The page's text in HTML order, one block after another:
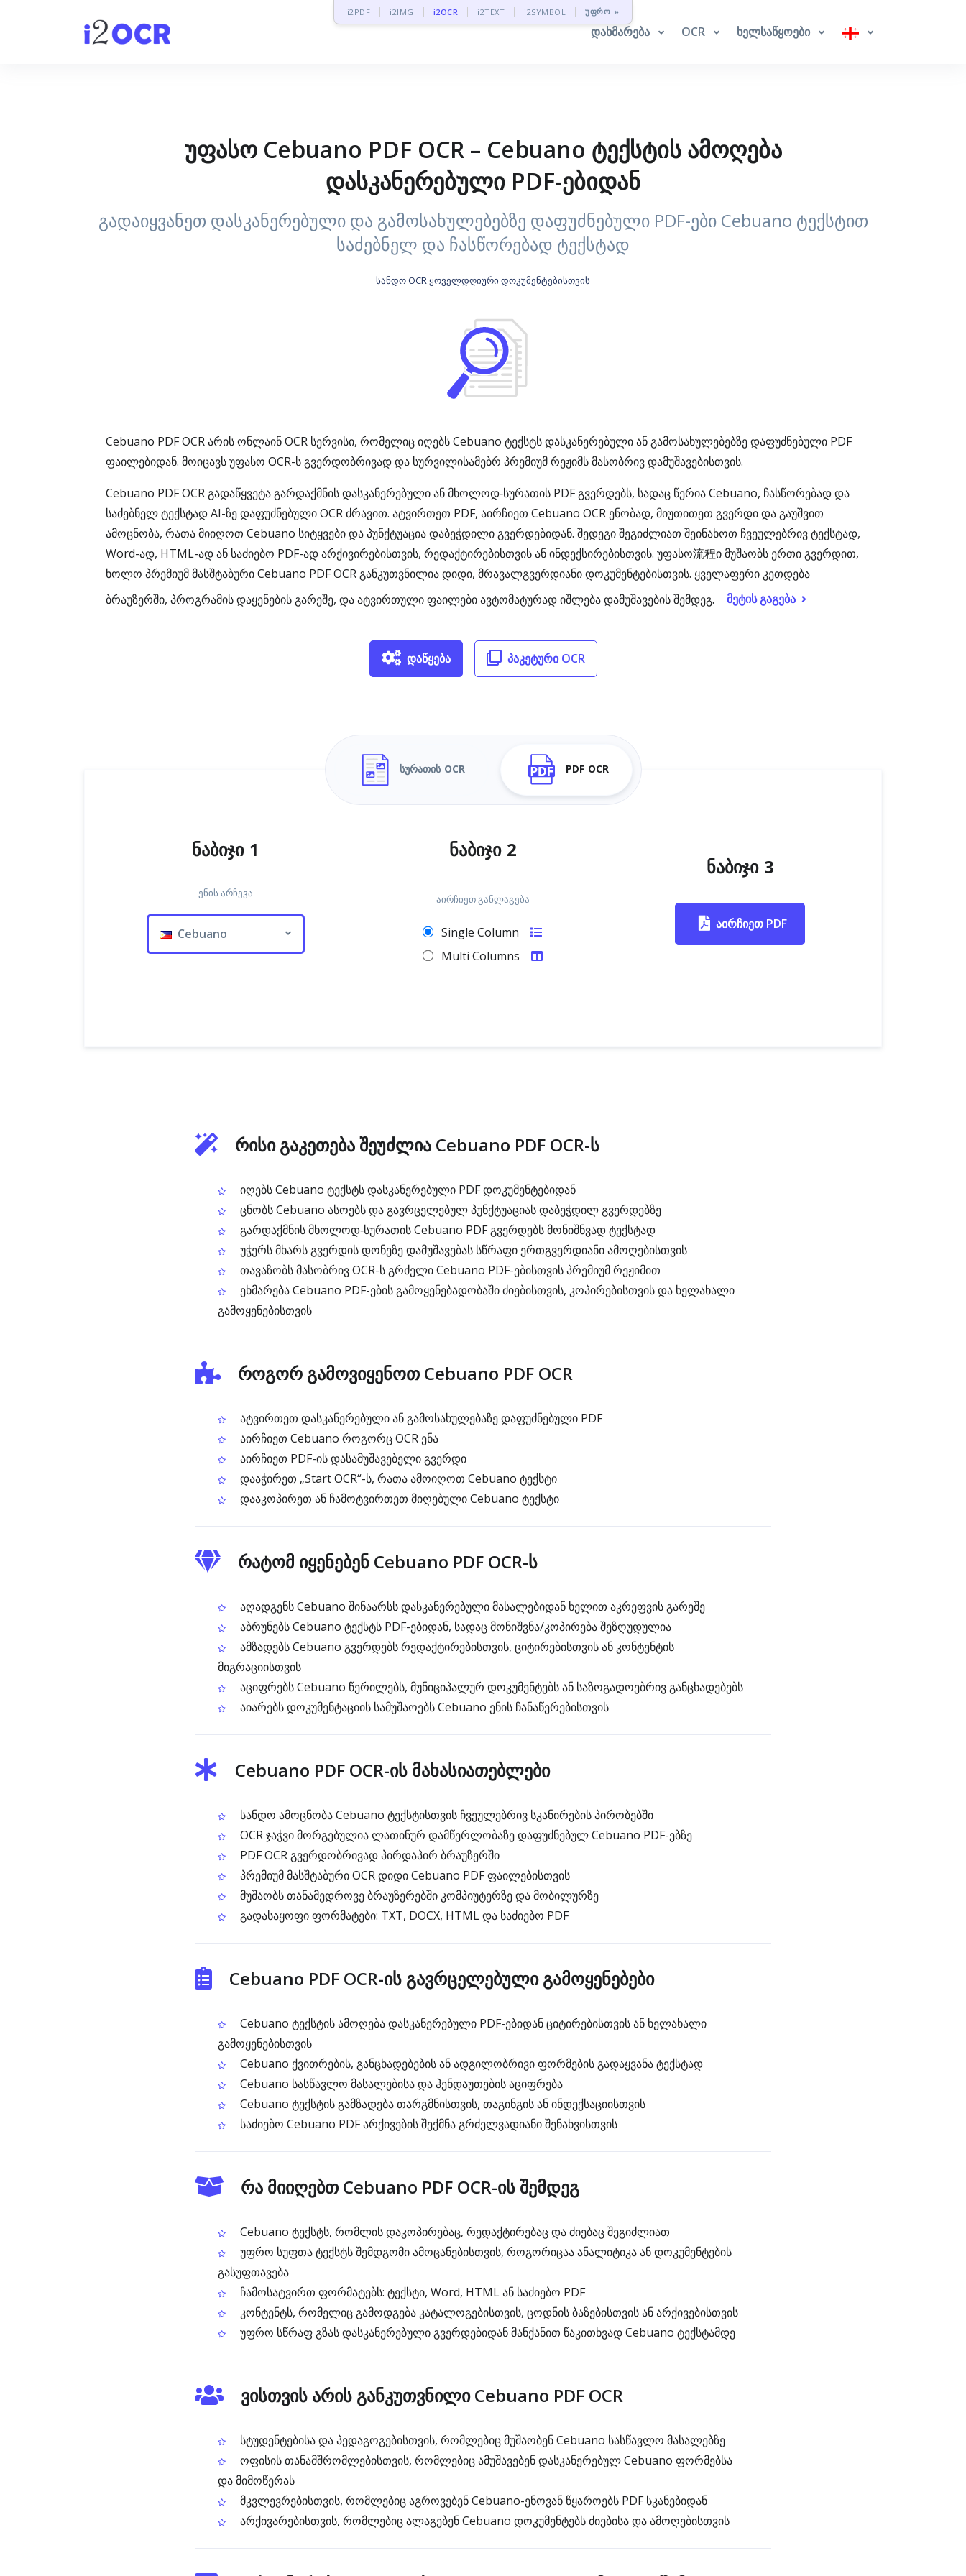
i2PDF i2IMG i2OCR i2TEXT i2SYMBOL უფრო »
დახმარება OCR ხელსაწყოები
უფასო Cebuano PDF OCR – Cebuano ტექსტის ამოღება
დასკანერებული PDF-ებიდან
გადაიყვანეთ დასკანერებული და გამოსახულებებზე დაფუძნებული PDF-ები Cebuano ტექსტით
საძებნელ და ჩასწორებად ტექსტად
სანდო OCR ყოველდღიური დოკუმენტებისთვის
Cebuano PDF OCR არის ონლაინ OCR სერვისი, რომელიც იღებს Cebuano ტექსტს დასკანერებული ან გამოსახულებებზე დაფუძნებული PDF
ფაილებიდან. მოიცავს უფასო OCR-ს გვერდობრივად და სურვილისამებრ პრემიუმ რეჟიმს მასობრივ დამუშავებისთვის.
Cebuano PDF OCR გადაწყვეტა გარდაქმნის დასკანერებული ან მხოლოდ‑სურათის PDF გვერდებს, სადაც წერია Cebuano, ჩასწორებად და
საძებნელ ტექსტად AI-ზე დაფუძნებული OCR ძრავით. ატვირთეთ PDF, აირჩიეთ Cebuano OCR ენობად, მიუთითეთ გვერდი და გაუშვით
ამოცნობა, რათა მიიღოთ Cebuano სიტყვები და პუნქტუაცია დაბეჭდილი გვერდებიდან. შედეგი შეგიძლიათ შეინახოთ ჩვეულებრივ ტექსტად,
Word-ად, HTML-ად ან საძიებო PDF-ად არქივირებისთვის, რედაქტირებისთვის ან ინდექსირებისთვის. უფასო流程ი მუშაობს ერთი გვერდით,
ხოლო პრემიუმ მასშტაბური Cebuano PDF OCR განკუთვნილია დიდი, მრავალგვერდიანი დოკუმენტებისთვის. ყველაფერი კეთდება
ბრაუზერში, პროგრამის დაყენების გარეშე, და ატვირთული ფაილები ავტომატურად იშლება დამუშავების შემდეგ.
მეტის გაგება
დაწყება პაკეტური OCR
სურათის OCR PDF OCR
ნაბიჯი 1
ენის არჩევა
Cebuano
ნაბიჯი 2
აირჩიეთ განლაგება
Single Column
Multi Columns
ნაბიჯი 3
აირჩიეთ PDF
რისი გაკეთება შეუძლია Cebuano PDF OCR-ს
იღებს Cebuano ტექსტს დასკანერებული PDF დოკუმენტებიდან
ცნობს Cebuano ასოებს და გავრცელებულ პუნქტუაციას დაბეჭდილ გვერდებზე
გარდაქმნის მხოლოდ‑სურათის Cebuano PDF გვერდებს მონიშნვად ტექსტად
უჭერს მხარს გვერდის დონეზე დამუშავებას სწრაფი ერთგვერდიანი ამოღებისთვის
თავაზობს მასობრივ OCR-ს გრძელი Cebuano PDF-ებისთვის პრემიუმ რეჟიმით
ეხმარება Cebuano PDF-ების გამოყენებადობაში ძიებისთვის, კოპირებისთვის და ხელახალი
გამოყენებისთვის
როგორ გამოვიყენოთ Cebuano PDF OCR
ატვირთეთ დასკანერებული ან გამოსახულებაზე დაფუძნებული PDF
აირჩიეთ Cebuano როგორც OCR ენა
აირჩიეთ PDF-ის დასამუშავებელი გვერდი
დააჭირეთ „Start OCR“-ს, რათა ამოიღოთ Cebuano ტექსტი
დააკოპირეთ ან ჩამოტვირთეთ მიღებული Cebuano ტექსტი
რატომ იყენებენ Cebuano PDF OCR-ს
აღადგენს Cebuano შინაარსს დასკანერებული მასალებიდან ხელით აკრეფვის გარეშე
აბრუნებს Cebuano ტექსტს PDF-ებიდან, სადაც მონიშვნა/კოპირება შეზღუდულია
ამზადებს Cebuano გვერდებს რედაქტირებისთვის, ციტირებისთვის ან კონტენტის
მიგრაციისთვის
აციფრებს Cebuano წერილებს, მუნიციპალურ დოკუმენტებს ან საზოგადოებრივ განცხადებებს
აიარებს დოკუმენტაციის სამუშაოებს Cebuano ენის ჩანაწერებისთვის
Cebuano PDF OCR-ის მახასიათებლები
სანდო ამოცნობა Cebuano ტექსტისთვის ჩვეულებრივ სკანირების პირობებში
OCR ჯაჭვი მორგებულია ლათინურ დამწერლობაზე დაფუძნებულ Cebuano PDF-ებზე
PDF OCR გვერდობრივად პირდაპირ ბრაუზერში
პრემიუმ მასშტაბური OCR დიდი Cebuano PDF ფაილებისთვის
მუშაობს თანამედროვე ბრაუზერებში კომპიუტერზე და მობილურზე
გადასაყოფი ფორმატები: TXT, DOCX, HTML და საძიებო PDF
Cebuano PDF OCR-ის გავრცელებული გამოყენებები
Cebuano ტექსტის ამოღება დასკანერებული PDF-ებიდან ციტირებისთვის ან ხელახალი
გამოყენებისთვის
Cebuano ქვითრების, განცხადებების ან ადგილობრივი ფორმების გადაყვანა ტექსტად
Cebuano სასწავლო მასალებისა და ჰენდაუთების აციფრება
Cebuano ტექსტის გამზადება თარგმნისთვის, თაგინგის ან ინდექსაციისთვის
საძიებო Cebuano PDF არქივების შექმნა გრძელვადიანი შენახვისთვის
რა მიიღებთ Cebuano PDF OCR-ის შემდეგ
Cebuano ტექსტს, რომლის დაკოპირებაც, რედაქტირებაც და ძიებაც შეგიძლიათ
უფრო სუფთა ტექსტს შემდგომი ამოცანებისთვის, როგორიცაა ანალიტიკა ან დოკუმენტების
გასუფთავება
ჩამოსატვირთ ფორმატებს: ტექსტი, Word, HTML ან საძიებო PDF
კონტენტს, რომელიც გამოდგება კატალოგებისთვის, ცოდნის ბაზებისთვის ან არქივებისთვის
უფრო სწრაფ გზას დასკანერებული გვერდებიდან მანქანით წაკითხვად Cebuano ტექსტამდე
ვისთვის არის განკუთვნილი Cebuano PDF OCR
სტუდენტებისა და პედაგოგებისთვის, რომლებიც მუშაობენ Cebuano სასწავლო მასალებზე
ოფისის თანამშრომლებისთვის, რომლებიც ამუშავებენ დასკანერებულ Cebuano ფორმებსა
და მიმოწერას
მკვლევრებისთვის, რომლებიც აგროვებენ Cebuano-ენოვან წყაროებს PDF სკანებიდან
არქივარებისთვის, რომლებიც ალაგებენ Cebuano დოკუმენტებს ძიებისა და ამოღებისთვის